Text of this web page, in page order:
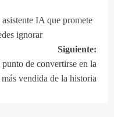
IA que promete
ignorar
Siguiente:
de convertirse en la
vendida de la historia